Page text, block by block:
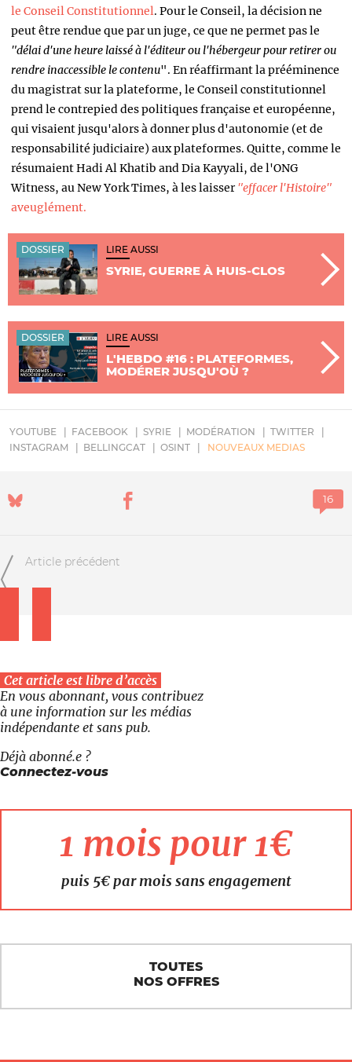
le Conseil Constitutionnel. Pour le Conseil, la décision ne
peut être rendue que par un juge, ce que ne permet pas le
"délai d'une heure laissé à l'éditeur ou l'hébergeur pour retirer ou
rendre inaccessible le contenu". En réaffirmant la prééminence
du magistrat sur la plateforme, le Conseil constitutionnel
prend le contrepied des politiques française et européenne,
qui visaient jusqu'alors à donner plus d'autonomie (et de
responsabilité judiciaire) aux plateformes. Quitte, comme le
résumaient Hadi Al Khatib and Dia Kayyali, de l'ONG
Witness, au New York Times, à les laisser "effacer l'Histoire"
aveuglément.
DOSSIER LIRE AUSSI
SYRIE, GUERRE À HUIS-CLOS
DOSSIER LIRE AUSSI
L'HEBDO #16 : PLATEFORMES,
MODÉRER JUSQU'OÙ ?
YOUTUBE FACEBOOK SYRIE MODÉRATION
TWITTER
INSTAGRAM
BELLINGCAT OSINT NOUVEAUX MEDIAS
Article précédent
Cet article est libre d’accès
En vous abonnant, vous contribuez
à une information sur les médias
indépendante et sans pub.
Déjà abonné.e ?
Connectez-vous
1 mois pour 1€
puis 5€ par mois sans engagement
TOUTES
NOS OFFRES